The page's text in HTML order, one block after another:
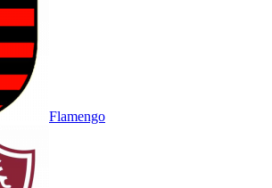
Flamengo